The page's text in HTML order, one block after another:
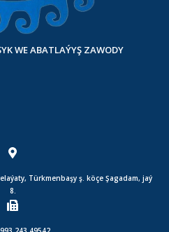
WE ABATLAÝYŞ ZAWODY
Türkmenbaşy ş. köçe Şagadam, jaý
8.